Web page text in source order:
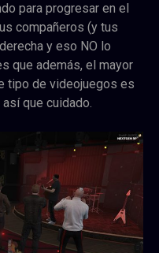
para progresar en el
compañeros (y tus
y eso NO lo
que además, el mayor
tipo de videojuegos es
que cuidado.